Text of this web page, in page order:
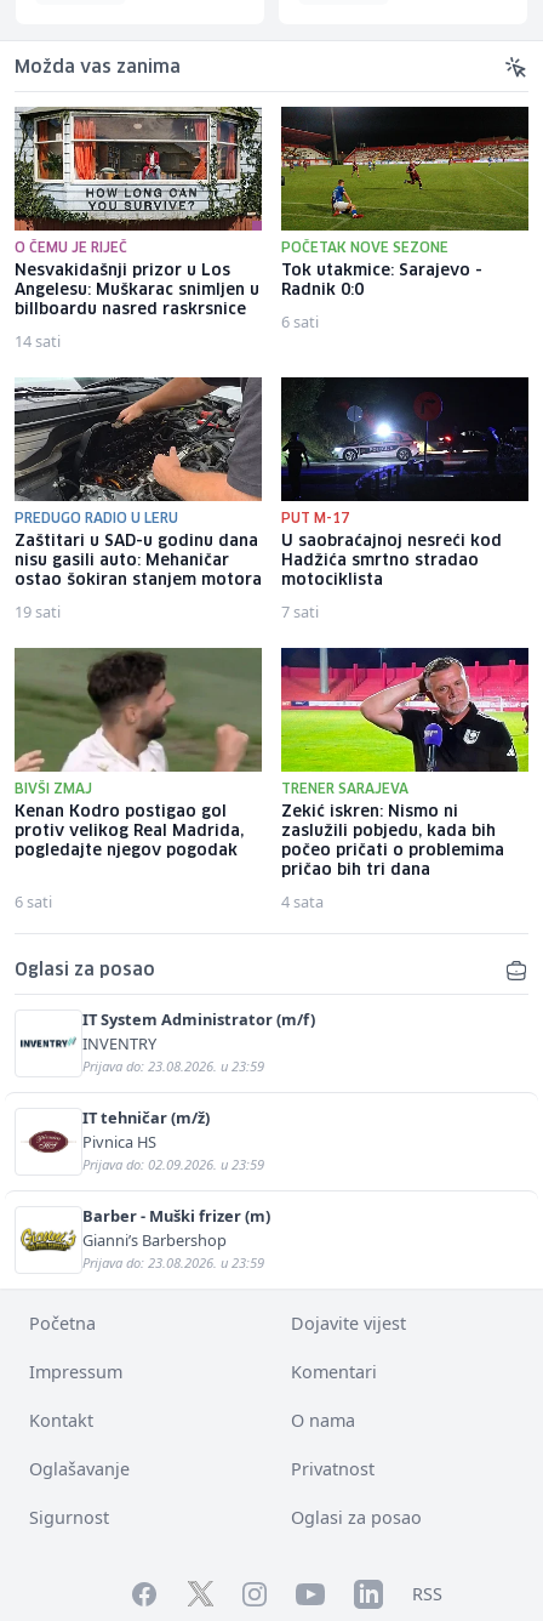
Možda vas zanima
O ČEMU JE RIJEČ
Nesvakidašnji prizor u Los
Angelesu: Muškarac snimljen u
billboardu nasred raskrsnice
14 sati
POČETAK NOVE SEZONE
Tok utakmice: Sarajevo -
Radnik 0:0
6 sati
PREDUGO RADIO U LERU
Zaštitari u SAD-u godinu dana
nisu gasili auto: Mehaničar
ostao šokiran stanjem motora
19 sati
PUT M-17
U saobraćajnoj nesreći kod
Hadžića smrtno stradao
motociklista
7 sati
BIVŠI ZMAJ
Kenan Kodro postigao gol
protiv velikog Real Madrida,
pogledajte njegov pogodak
6 sati
TRENER SARAJEVA
Zekić iskren: Nismo ni
zaslužili pobjedu, kada bih
počeo pričati o problemima
pričao bih tri dana
4 sata
Oglasi za posao
IT System Administrator (m/f)
INVENTRY
Prijava do: 23.08.2026. u 23:59
IT tehničar (m/ž)
Pivnica HS
Prijava do: 02.09.2026. u 23:59
Barber - Muški frizer (m)
Gianni’s Barbershop
Prijava do: 23.08.2026. u 23:59
Početna Dojavite vijest
Impressum Komentari
Kontakt O nama
Oglašavanje Privatnost
Sigurnost Oglasi za posao
FacebookTwitterInstagramYouTubeLinkedInRSS